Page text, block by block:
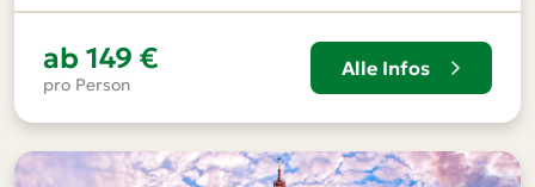
ab 149 €
pro Person
Alle Infos